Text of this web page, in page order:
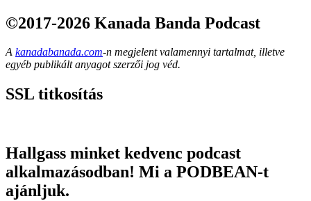
©2017-2026 Kanada Banda Podcast
A kanadabanada.com-n megjelent valamennyi tartalmat, illetve
egyéb publikált anyagot szerzői jog véd.
SSL titkosítás
Hallgass minket kedvenc podcast
alkalmazásodban! Mi a PODBEAN-t
ajánljuk.